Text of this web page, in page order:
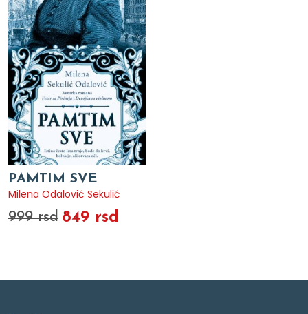
PAMTIM SVE
Milena Odalović Sekulić
999 rsd 849 rsd